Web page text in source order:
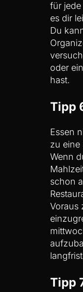
für jede
es dir
Du
oder
hast.
Tipp
Essen
zu eine
Wenn
schon
Voraus
Tipp